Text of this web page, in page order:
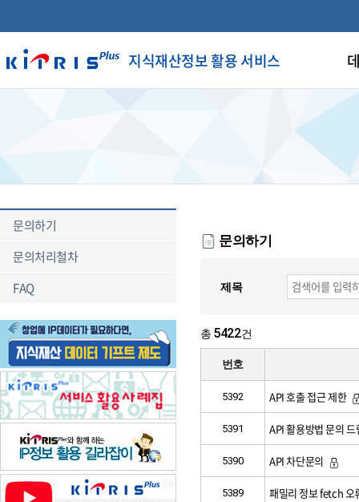
지식재산정보 활용 서비스
문의하기
문의처리철차
FAQ
문의하기
제목
총 5422건
번호
5392 API 호출 접근 제한
5391 API 활용방법 문의
5390 API 차단문의
5389 패밀리 정보 fetch 오